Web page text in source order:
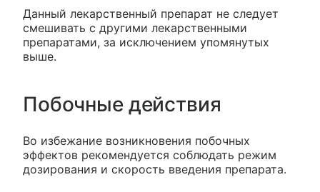
Данный лекарственный препарат не следует
смешивать с другими лекарственными
препаратами, за исключением упомянутых
выше.
Побочные действия
Во избежание возникновения побочных
эффектов рекомендуется соблюдать режим
дозирования и скорость введения препарата.